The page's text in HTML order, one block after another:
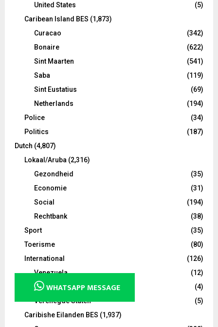
United States
(5)
Caribean Island BES (1,873)
Curacao
(342)
Bonaire
(622)
Sint Maarten
(541)
Saba
(119)
Sint Eustatius
(69)
Netherlands
(194)
Police
(34)
Politics
(187)
Dutch (4,807)
Lokaal/Aruba (2,316)
Gezondheid
(35)
Economie
(31)
Social
(194)
Rechtbank
(38)
Sport
(35)
Toerisme
(80)
International
(126)
Venezuela
(12)
Colombia
(4)
Verenegde Staten
(5)
Caribishe Eilanden BES (1,937)
WHATSAPP MESSAGE